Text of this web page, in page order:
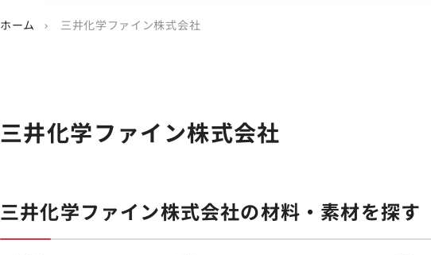
ホーム chevron_right 三井化学ファイン株式会社
三井化学ファイン株式会社
三井化学ファイン株式会社の材料・素材を探す